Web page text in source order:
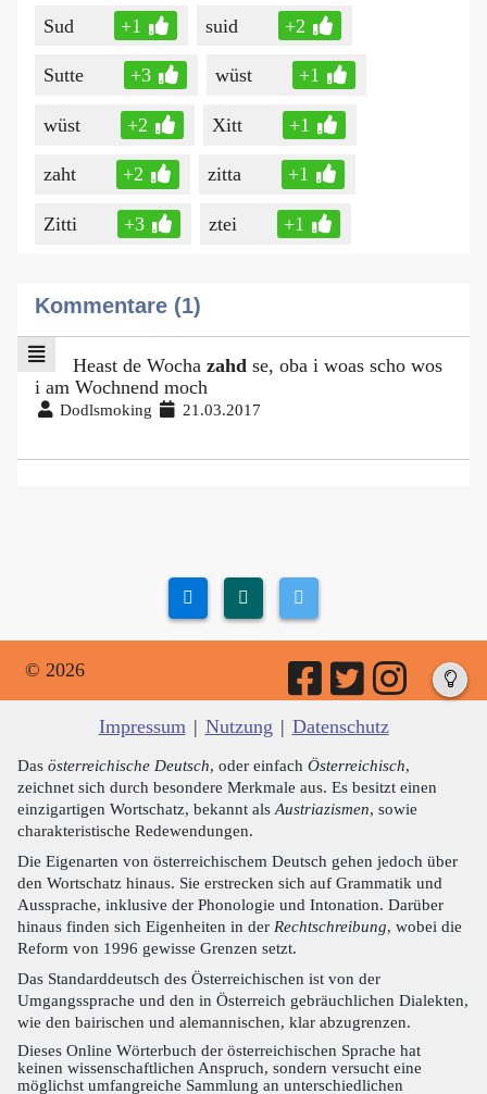
Sud +1 suid +2
Sutte +3 wüst +1
wüst +2 Xitt +1
zaht +2 zitta +1
Zitti +3 ztei +1
Kommentare (1)
Heast de Wocha zahd se, oba i woas scho wos
i am Wochnend moch
Dodlsmoking 21.03.2017
© 2026
Impressum | Nutzung | Datenschutz
Das österreichische Deutsch, oder einfach Österreichisch,
zeichnet sich durch besondere Merkmale aus. Es besitzt einen
einzigartigen Wortschatz, bekannt als Austriazismen, sowie
charakteristische Redewendungen.
Die Eigenarten von österreichischem Deutsch gehen jedoch über
den Wortschatz hinaus. Sie erstrecken sich auf Grammatik und
Aussprache, inklusive der Phonologie und Intonation. Darüber
hinaus finden sich Eigenheiten in der Rechtschreibung, wobei die
Reform von 1996 gewisse Grenzen setzt.
Das Standarddeutsch des Österreichischen ist von der
Umgangssprache und den in Österreich gebräuchlichen Dialekten,
wie den bairischen und alemannischen, klar abzugrenzen.
Dieses Online Wörterbuch der österreichischen Sprache hat
keinen wissenschaftlichen Anspruch, sondern versucht eine
möglichst umfangreiche Sammlung an unterschiedlichen